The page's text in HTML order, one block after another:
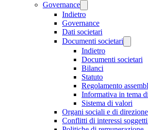
Governance
Indietro
Governance
Dati societari
Documenti societari
Indietro
Documenti societari
Bilanci
Statuto
Regolamento
Informativa in tema
Sistema di valori
Organi sociali e di direzione
Conflitti di interessi